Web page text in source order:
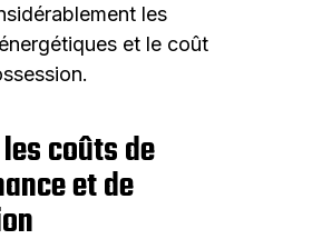
les
et le coût
coûts de
et de